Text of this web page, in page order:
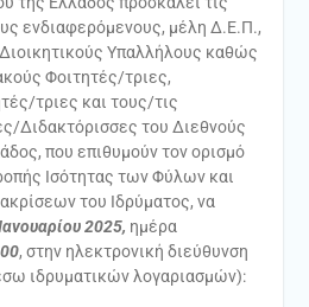
ενδιαφερόμενους, μέλη Δ.Ε.Π.,
Υπαλλήλους καθώς
Φοιτητές/τριες,
τριες και τους/τις
Διδακτόρισσες του Διεθνούς
που επιθυμούν τον ορισμό
Ισότητας των Φύλων και
του Ιδρύματος, να
2025, ημέρα
, στην ηλεκτρονική διεύθυνση
ιδρυματικών λογαριασμών):